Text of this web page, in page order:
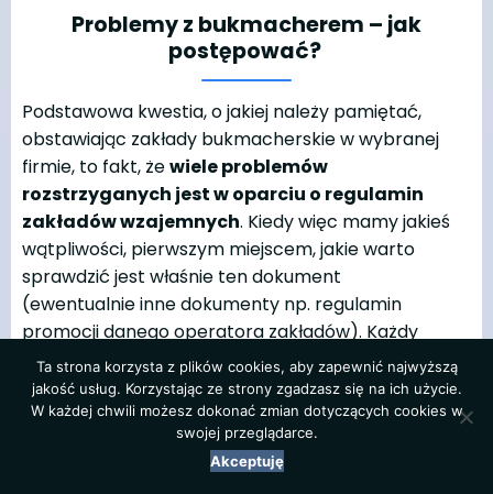
Problemy z bukmacherem – jak
postępować?
Podstawowa kwestia, o jakiej należy pamiętać,
obstawiając zakłady bukmacherskie w wybranej
firmie, to fakt, żewiele problemów
rozstrzyganych jest w oparciu o regulamin
zakładów wzajemnych. Kiedy więc mamy jakieś
wątpliwości, pierwszym miejscem, jakie warto
sprawdzić jest właśnie ten dokument
(ewentualnie inne dokumenty np. regulamin
promocji danego operatora zakładów). Każdy
legalny bukmacher musi zamieścić takie
dokumenty na swojej stronie internetowej –
wystarczy je odszukać i zweryfikować, jak się
przedstawia interesująca nas kwestia.
Ta strona korzysta z plików cookies, aby zapewnić najwyższą
jakość usług. Korzystając ze strony zgadzasz się na ich użycie.
W każdej chwili możesz dokonać zmian dotyczących cookies w
swojej przeglądarce.
Akceptuję